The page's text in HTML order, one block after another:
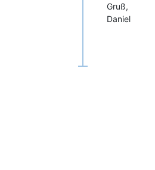
Gruß,
Daniel